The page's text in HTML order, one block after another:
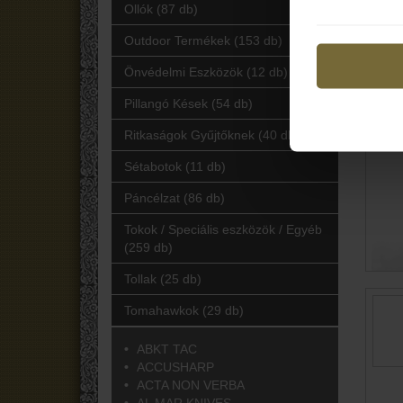
Ollók (87 db)
Outdoor Termékek (153 db)
Önvédelmi Eszközök (12 db)
Pillangó Kések (54 db)
Ritkaságok Gyűjtőknek (40 db)
Sétabotok (11 db)
Páncélzat (86 db)
Tokok / Speciális eszközök / Egyéb
(259 db)
Tollak (25 db)
Tomahawkok (29 db)
ABKT TAC
ACCUSHARP
ACTA NON VERBA